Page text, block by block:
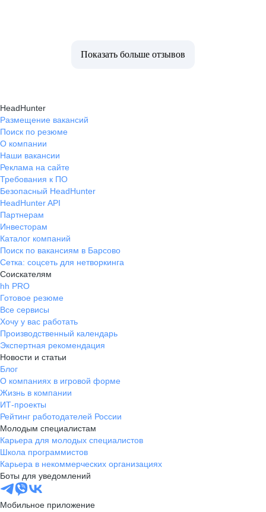
Показать больше отзывов
HeadHunter
Размещение вакансий
Поиск по резюме
О компании
Наши вакансии
Реклама на сайте
Требования к ПО
Безопасный HeadHunter
HeadHunter API
Партнерам
Инвесторам
Каталог компаний
Поиск по вакансиям в Барсово
Сетка: соцсеть для нетворкинга
Соискателям
hh PRO
Готовое резюме
Все сервисы
Хочу у вас работать
Производственный календарь
Экспертная рекомендация
Новости и статьи
Блог
О компаниях в игровой форме
Жизнь в компании
ИТ-проекты
Рейтинг работодателей России
Молодым специалистам
Карьера для молодых специалистов
Школа программистов
Карьера в некоммерческих организациях
Боты для уведомлений
Мобильное приложение